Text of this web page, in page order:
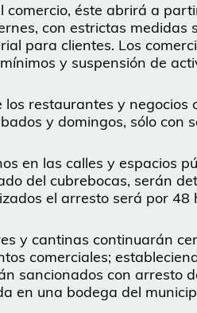
comercio, éste abrirá a
con estrictas
para clientes. Los
y suspensión de
los restaurantes y
y domingos, sólo con
en las calles y espacios
del cubrebocas, serán
el arresto será por
y cantinas continuarán
comerciales;
sancionados con arresto
en una bodega del